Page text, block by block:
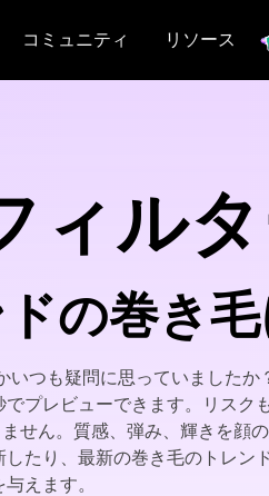
コミュニティ リソース
ィル
の巻き
つも疑問に思っていましたか
プレビューできます。リスク
せん。質感、弾み、輝きを顔
たり、最新の巻き毛のトレン
えます。